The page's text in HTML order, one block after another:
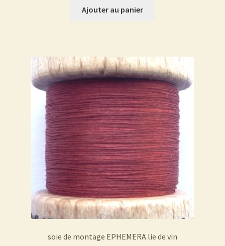
Ajouter au panier
soie de montage EPHEMERA lie de vin